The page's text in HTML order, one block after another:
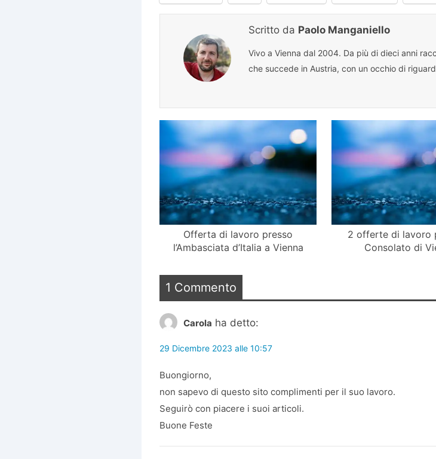
Scritto da Paolo Manganiello
Vivo a Vienna dal 2004. Da più di dieci anni
che succede in Austria, con un occhio di
Offerta di lavoro presso
l’Ambasciata d’Italia a Vienna
2 offerte di lavoro
Consolato di
1 Commento
Carola ha detto:
29 Dicembre 2023 alle 10:57
Buongiorno,
non sapevo di questo sito complimenti per il suo lavoro.
Seguirò con piacere i suoi articoli.
Buone Feste